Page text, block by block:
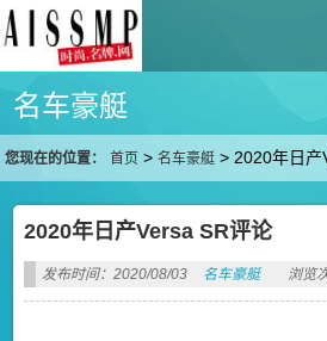
名车豪艇
您现在的位置： 首页 >名车豪艇 > 2020年日产
2020年日产Versa SR评论
发布时间：2020/08/03 名车豪艇 浏览